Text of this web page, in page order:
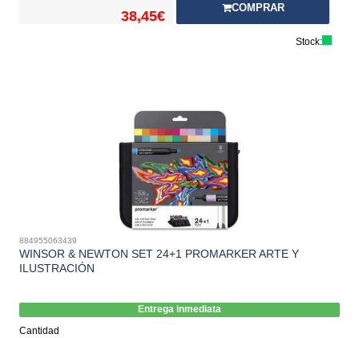
38,45€
COMPRAR
Stock:
884955063439
WINSOR & NEWTON SET 24+1 PROMARKER ARTE Y
ILUSTRACIÓN
Entrega inmediata
Cantidad